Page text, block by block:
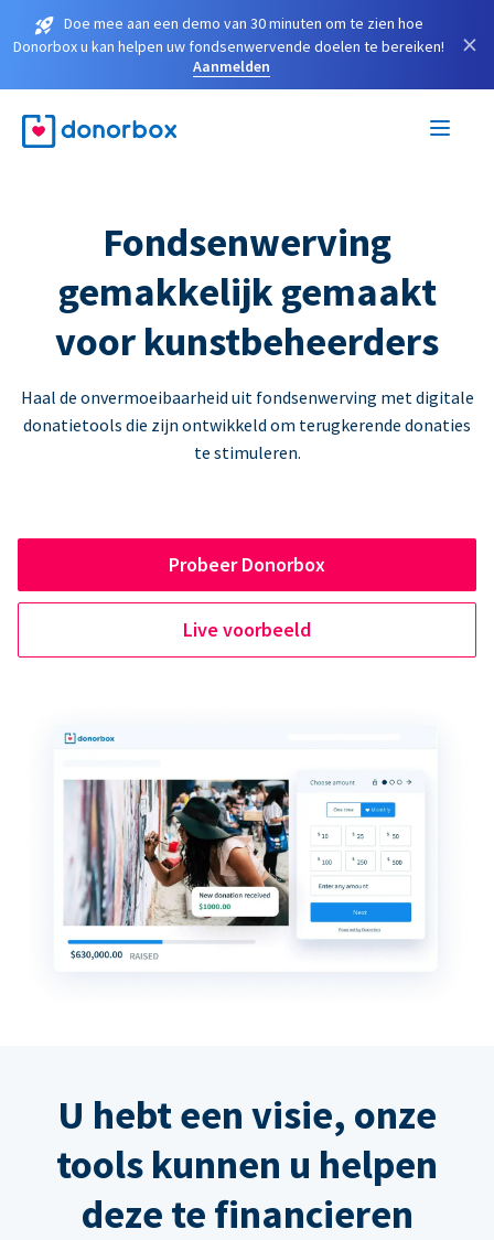
Doe mee aan een demo van 30 minuten om te zien hoe
Donorbox u kan helpen uw fondsenwervende doelen te bereiken!
Aanmelden
×
Fondsenwerving
gemakkelijk gemaakt
voor kunstbeheerders
Haal de onvermoeibaarheid uit fondsenwerving met digitale
donatietools die zijn ontwikkeld om terugkerende donaties
te stimuleren.
Probeer Donorbox
Live voorbeeld
U hebt een visie, onze
tools kunnen u helpen
deze te financieren